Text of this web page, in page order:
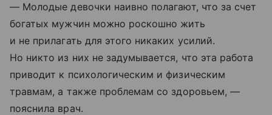
— Молодые девочки наивно полагают, что за счет
богатых мужчин можно роскошно жить
и не прилагать для этого никаких усилий.
Но никто из них не задумывается, что эта работа
приводит к психологическим и физическим
травмам, а также проблемам со здоровьем, —
пояснила врач.